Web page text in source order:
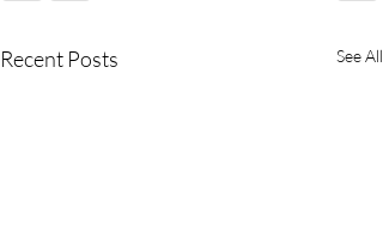
Recent Posts See All